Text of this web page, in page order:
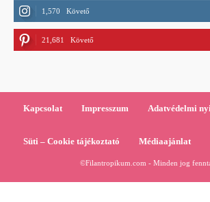
1,570 Követő
21,681 Követő
Kapcsolat Impresszum Adatvédelmi
Süti – Cookie tájékoztató Médiaajánlat
©Filantropikum.com - Minden jog